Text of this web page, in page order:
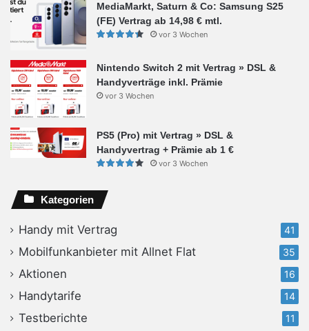
MediaMarkt, Saturn & Co: Samsung S25
(FE) Vertrag ab 14,98 € mtl.
vor 3 Wochen
Nintendo Switch 2 mit Vertrag » DSL &
Handyverträge inkl. Prämie
vor 3 Wochen
PS5 (Pro) mit Vertrag » DSL &
Handyvertrag + Prämie ab 1 €
vor 3 Wochen
Kategorien
Handy mit Vertrag 41
Mobilfunkanbieter mit Allnet Flat 35
Aktionen 16
Handytarife 14
Testberichte 11